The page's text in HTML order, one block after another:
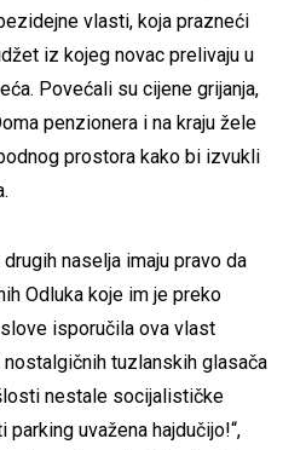
vlasti, koja prazneći
iz kojeg novac prelivaju u
Povećali su cijene grijanja,
penzionera i na kraju žele
prostora kako bi izvukli
naselja imaju pravo da
Odluka koje im je preko
isporučila ova vlast
nostalgičnih tuzlanskih glasača
nestale socijalističke
uvažena hajdučijo!“,